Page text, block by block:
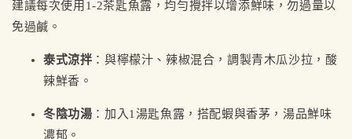
建議每次使用1-2茶匙魚露，均勻攪拌以增添鮮味，勿過量以
免過鹹。
泰式涼拌 ：與檸檬汁、辣椒混合，調製青木瓜沙拉，酸
辣鮮香。
冬陰功湯 ：加入1湯匙魚露，搭配蝦與香茅，湯品鮮味
濃郁。